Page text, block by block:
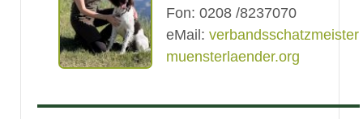
Fon: 0208 /8237070
eMail:
muensterlaender.org